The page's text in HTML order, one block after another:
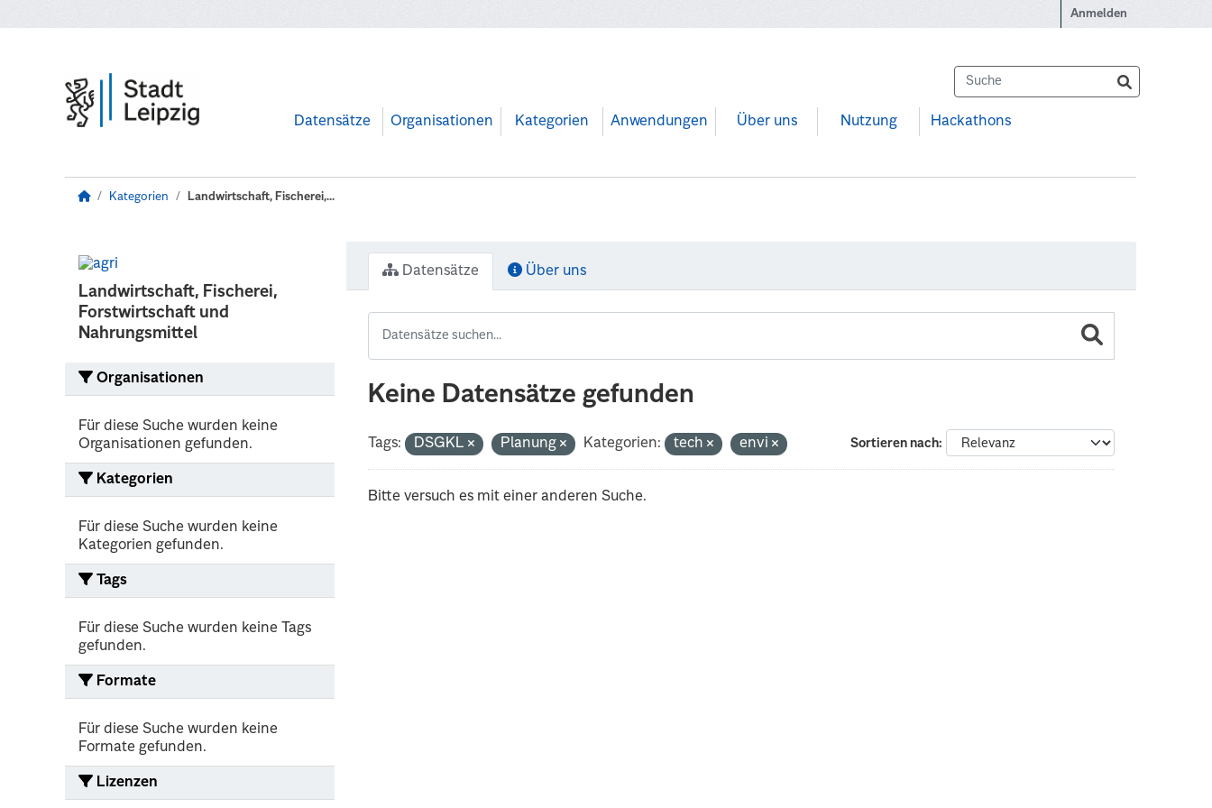
Anmelden
Datensätze Organisationen Kategorien Anwendungen Über uns Nutzung Hackathons
Kategorien Landwirtschaft, Fischerei,...
Landwirtschaft, Fischerei,
Forstwirtschaft und
Nahrungsmittel
Organisationen
Für diese Suche wurden keine
Organisationen gefunden.
Kategorien
Für diese Suche wurden keine
Kategorien gefunden.
Tags
Für diese Suche wurden keine Tags
gefunden.
Formate
Für diese Suche wurden keine
Formate gefunden.
Lizenzen
Datensätze Über uns
Keine Datensätze gefunden
Sortieren nach
Tags: DSGKL Planung Kategorien: tech envi
Bitte versuch es mit einer anderen Suche.